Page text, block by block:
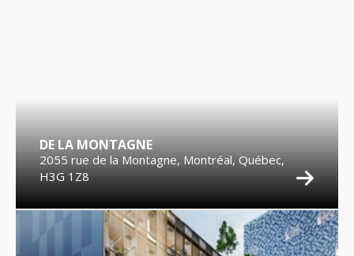
DE LA MONTAGNE
2055 rue de la Montagne, Montréal, Québec,
H3G 1Z8